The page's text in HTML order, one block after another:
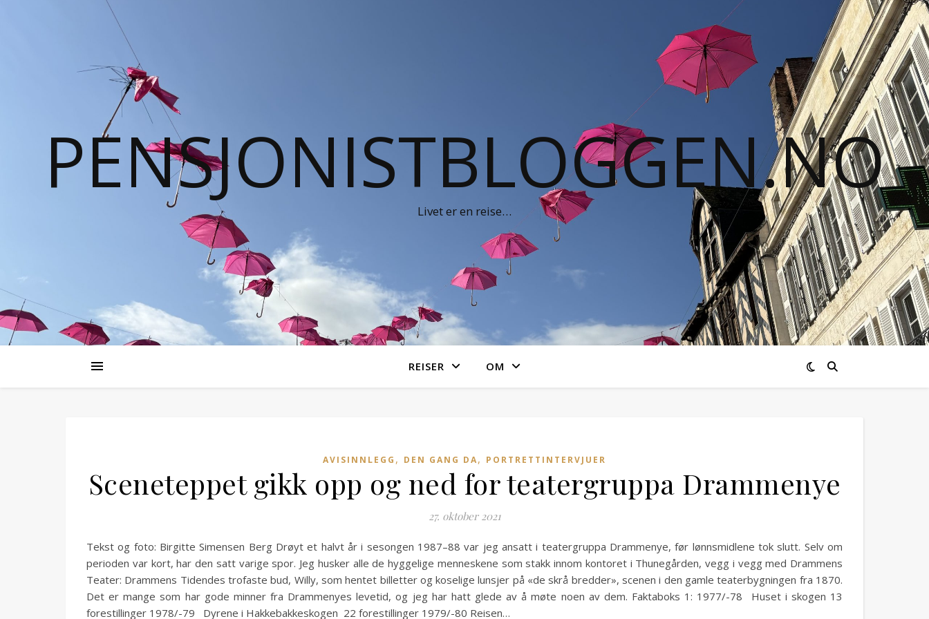
PENSJONISTBLOGGEN.NO
Livet er en reise…
REISER OM
AVISINNLEGG , DEN GANG DA, PORTRETTINTERVJUER
Sceneteppet gikk opp og ned for teatergruppa Drammenye
27. oktober 2021
Tekst og foto: Birgitte Simensen Berg Drøyt et halvt år i sesongen 1987–88 var jeg ansatt i teatergruppa Drammenye, før lønnsmidlene tok slutt. Selv om
perioden var kort, har den satt varige spor. Jeg husker alle de hyggelige menneskene som stakk innom kontoret i Thunegården, vegg i vegg med Drammens
Teater: Drammens Tidendes trofaste bud, Willy, som hentet billetter og koselige lunsjer på «de skrå bredder», scenen i den gamle teaterbygningen fra 1870.
Det er mange som har gode minner fra Drammenyes levetid, og jeg har hatt glede av å møte noen av dem. Faktaboks 1: 1977/-78 Huset i skogen 13
forestillinger 1978/-79 Dyrene i Hakkebakkeskogen 22 forestillinger 1979/-80 Reisen…